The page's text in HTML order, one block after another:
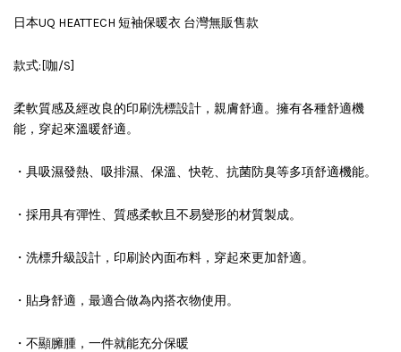
日本UQ HEATTECH 短袖保暖衣 台灣無販售款
款式:[咖/S]
柔軟質感及經改良的印刷洗標設計，親膚舒適。擁有各種舒適機
能，穿起來溫暖舒適。
・具吸濕發熱、吸排濕、保溫、快乾、抗菌防臭等多項舒適機能。
・採用具有彈性、質感柔軟且不易變形的材質製成。
・洗標升級設計，印刷於內面布料，穿起來更加舒適。
・貼身舒適，最適合做為內搭衣物使用。
・不顯臃腫，一件就能充分保暖